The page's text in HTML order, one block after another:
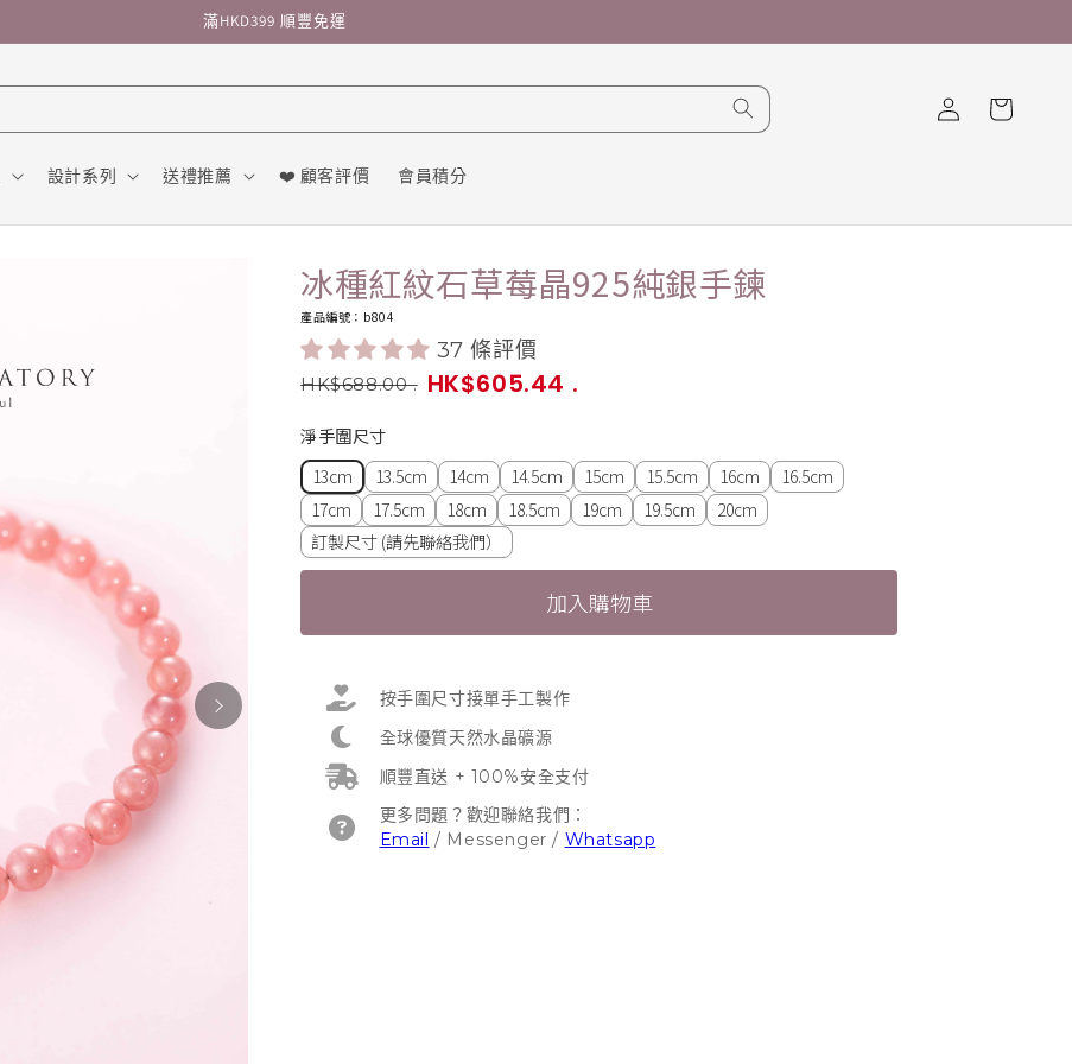
滿HKD399 順豐免運
設計系列 送禮推薦 ❤️ 顧客評價 會員積分
登
入
物
冰種紅紋石草莓晶925純銀手鍊
產品編號：b804
37 條評價
HK$605.44 .
HK$688.00.
淨手圍尺寸
13cm 13.5cm 14cm 14.5cm 15cm 15.5cm 16cm
16.5cm
17cm
17.5cm 18cm 18.5cm 19cm 19.5cm
20cm
訂製尺寸 (請先聯絡我們）
加入購物車
按手圍尺寸接單手工製作
全球優質天然水晶礦源
順豐直送 + 100%安全支付
更多問題？歡迎聯絡我們：
Email / Messenger / Whatsapp